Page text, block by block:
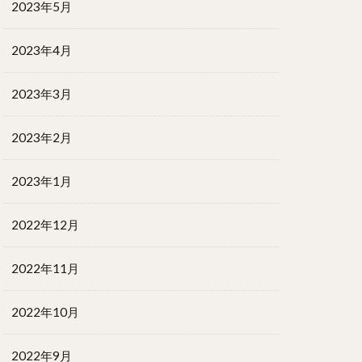
2023年5月
2023年4月
2023年3月
2023年2月
2023年1月
2022年12月
2022年11月
2022年10月
2022年9月